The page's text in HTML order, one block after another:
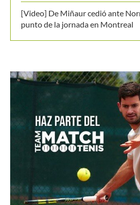
[Video] De Miñaur cedió ante
punto de la jornada en Montreal